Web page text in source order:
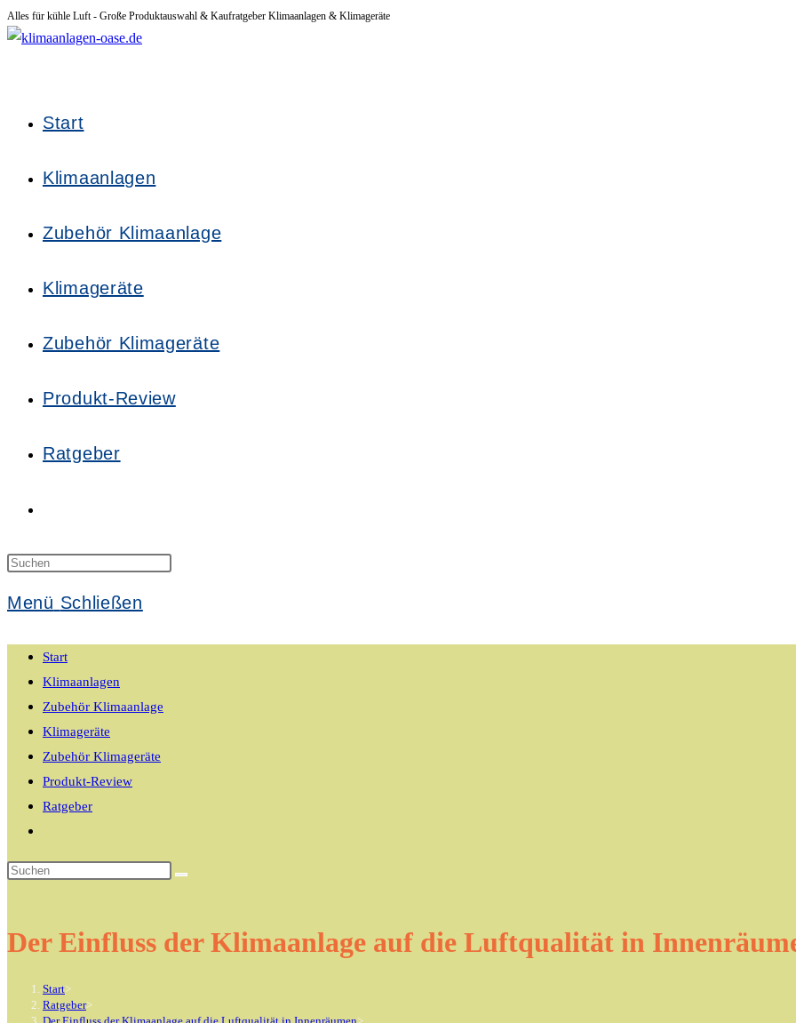
Zum
Inhalt
Alles für kühle Luft - Große Produktauswahl & Kaufratgeber Klimaanlagen & Klimageräte
Start
Klimaanlagen
Zubehör Klimaanlage
Klimageräte
Zubehör Klimageräte
Produkt-Review
Ratgeber
Suche
umschalten
Menü Schließen
Start
Klimaanlagen
Zubehör Klimaanlage
Klimageräte
Zubehör Klimageräte
Produkt-Review
Ratgeber
umschalten
Diese
Der Einfluss der Klimaanlage auf die Luftqualität in
Start>
Ratgeber>